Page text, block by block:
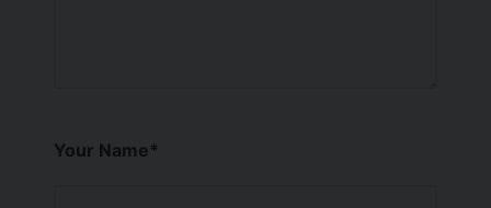
Your Name*